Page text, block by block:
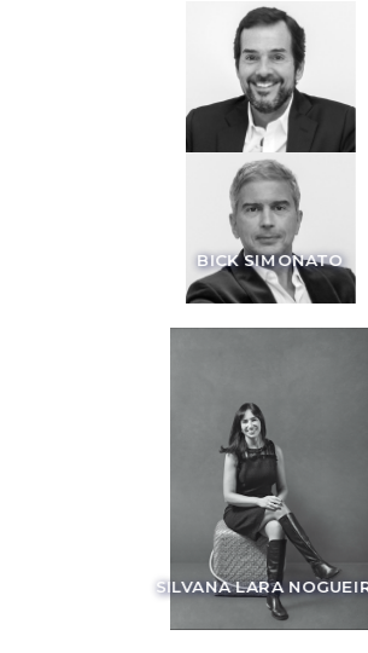
BICK SIMONATO
SILVANA LARA